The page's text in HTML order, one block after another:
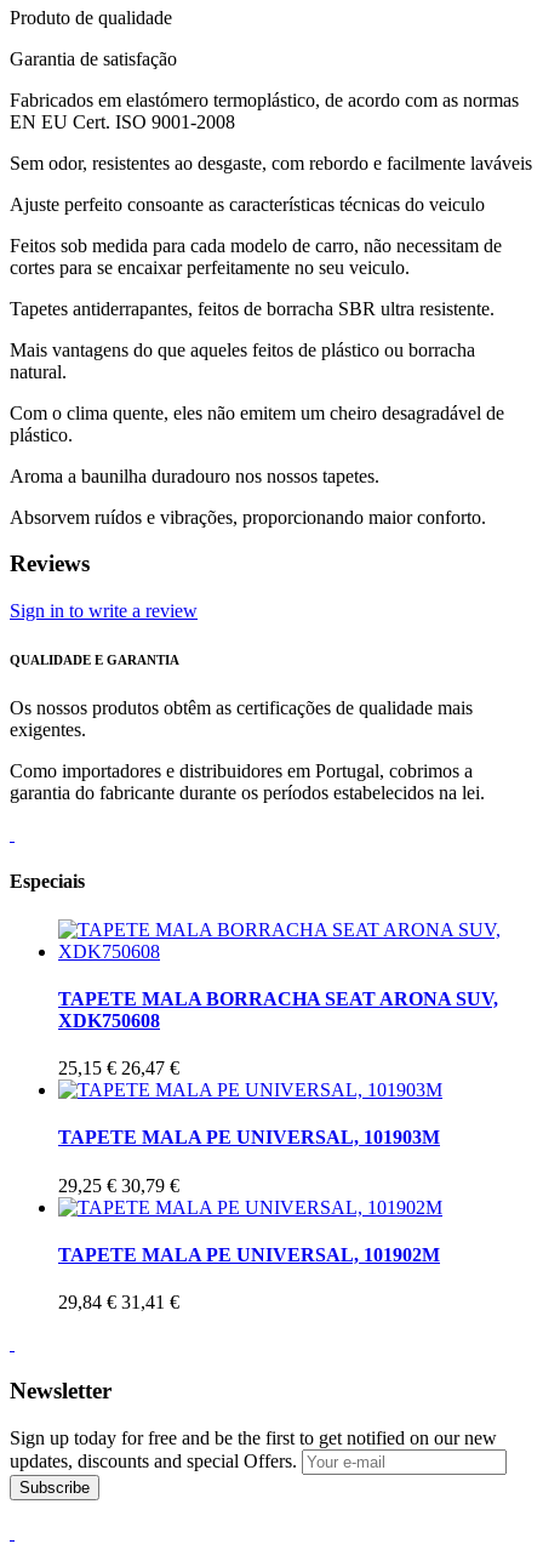
Produto de qualidade
Garantia de satisfação
Fabricados em elastómero termoplástico, de acordo com as normas
EN EU Cert. ISO 9001-2008
Sem odor, resistentes ao desgaste, com rebordo e facilmente laváveis
Ajuste perfeito consoante as características técnicas do veiculo
Feitos sob medida para cada modelo de carro, não necessitam de
cortes para se encaixar perfeitamente no seu veiculo.
Tapetes antiderrapantes, feitos de borracha SBR ultra resistente.
Mais vantagens do que aqueles feitos de plástico ou borracha
natural.
Com o clima quente, eles não emitem um cheiro desagradável de
plástico.
Aroma a baunilha duradouro nos nossos tapetes.
Absorvem ruídos e vibrações, proporcionando maior conforto.
Reviews
Sign in to write a review
QUALIDADE E GARANTIA
Os nossos produtos obtêm as certificações de qualidade mais
exigentes.
Como importadores e distribuidores em Portugal, cobrimos a
garantia do fabricante durante os períodos estabelecidos na lei.
Especiais
TAPETE MALA BORRACHA SEAT ARONA SUV,
XDK750608
25,15 € 26,47 €
TAPETE MALA PE UNIVERSAL, 101903M
29,25 € 30,79 €
TAPETE MALA PE UNIVERSAL, 101902M
29,84 € 31,41 €
Newsletter
Sign up today for free and be the first to get notified on our new
updates, discounts and special Offers.
Subscribe